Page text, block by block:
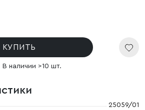
КУПИТЬ
В наличии >10 шт.
25059/01